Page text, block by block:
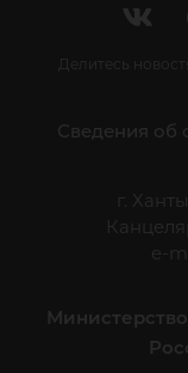
Делитесь
Сведения об
г.
e-